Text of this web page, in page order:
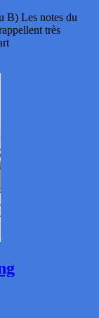
B) Les notes du
très